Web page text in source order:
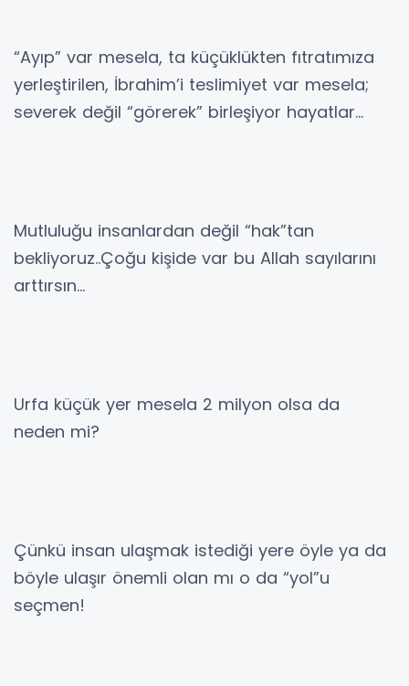
“Ayıp” var mesela, ta küçüklükten fıtratımıza
yerleştirilen, İbrahim’i teslimiyet var mesela;
severek değil “görerek” birleşiyor hayatlar…
Mutluluğu insanlardan değil “hak”tan
bekliyoruz..Çoğu kişide var bu Allah sayılarını
arttırsın…
Urfa küçük yer mesela 2 milyon olsa da
neden mi?
Çünkü insan ulaşmak istediği yere öyle ya da
böyle ulaşır önemli olan mı o da “yol”u
seçmen!